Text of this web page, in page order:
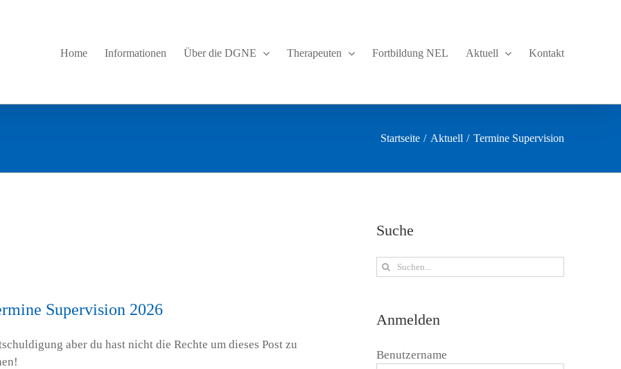
Home Informationen Über die DGNE Therapeuten Fortbildung NEL Aktuell Kontakt
Startseite Aktuell Termine Supervision
Supervision 2026
aber du hast nicht die Rechte um dieses Post zu
Suche
Suche
Anmelden
Benutzername